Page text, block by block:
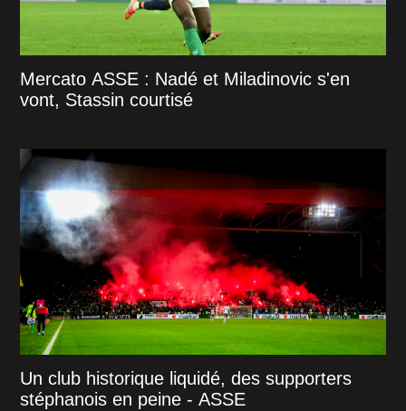
Mercato ASSE : Nadé et Miladinovic s'en
vont, Stassin courtisé
Un club historique liquidé, des supporters
stéphanois en peine - ASSE